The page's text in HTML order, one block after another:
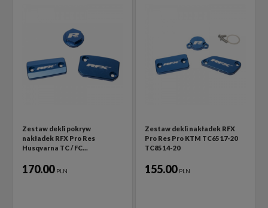
Zestaw dekli pokryw
nakładek RFX Pro Res
Husqvarna TC / FC…
170.00 PLN
Zestaw dekli nakładek RFX
Pro Res Pro KTM TC65 17-20
TC85 14-20
155.00 PLN